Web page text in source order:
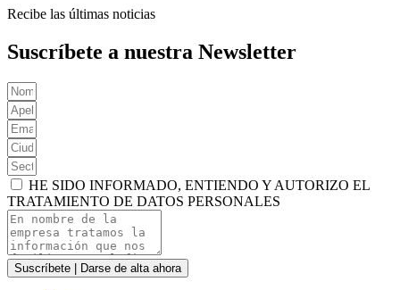
Recibe las últimas noticias
Suscríbete a nuestra Newsletter
HE SIDO INFORMADO, ENTIENDO Y AUTORIZO EL
TRATAMIENTO DE DATOS PERSONALES
Suscríbete | Darse de alta ahora